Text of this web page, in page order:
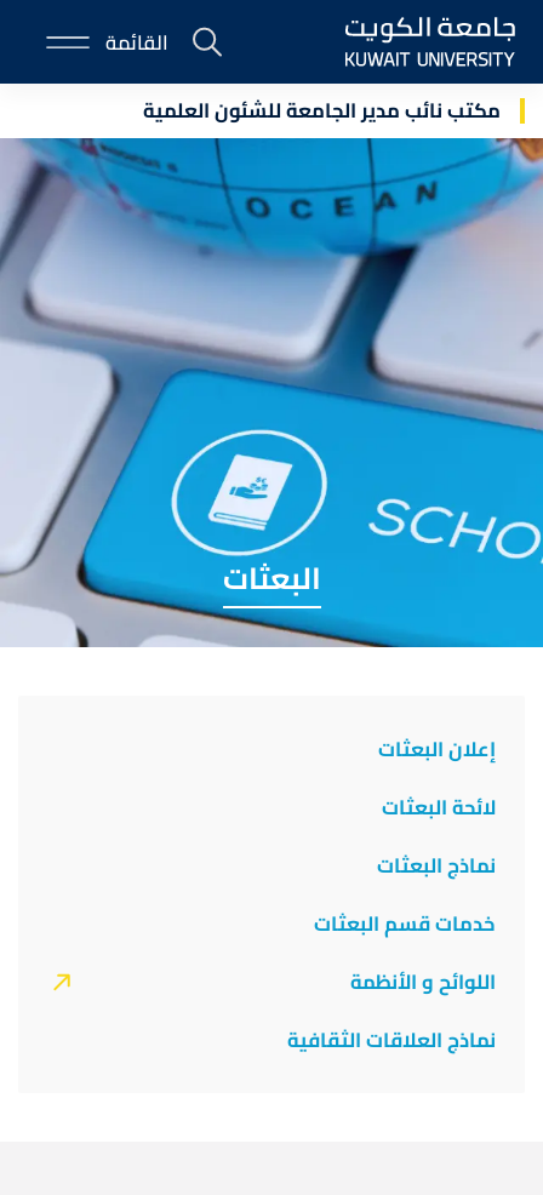
Skip
main
content
E-
Portal
القائمة
مكتب نائب مدير الجامعة للشئون العلمية
البعثات
Office
The
Vice
President
إعلان البعثات
لائحة البعثات
نماذج البعثات
خدمات قسم البعثات
اللوائح و الأنظمة
نماذج العلاقات الثقافية